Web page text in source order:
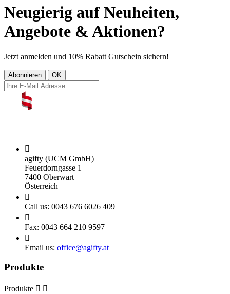
Neugierig auf Neuheiten,
Angebote & Aktionen?
Jetzt anmelden und 10% Rabatt Gutschein sichern!

agifty (UCM GmbH)
Feuerdorngasse 1
7400 Oberwart
Österreich

Call us: 0043 676 6026 409

Fax: 0043 664 210 9597

Email us: office@agifty.at
Produkte
Produkte  